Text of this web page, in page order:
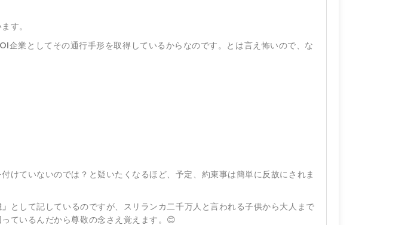
す。
企業としてその通行手形を取得しているからなのです。とは言え怖いので、な
けていないのでは？と疑いたくなるほど、予定、約束事は簡単に反故にされま
として記しているのですが、スリランカ二千万人と言われる子供から大人まで
ているんだから尊敬の念さえ覚えます。😊